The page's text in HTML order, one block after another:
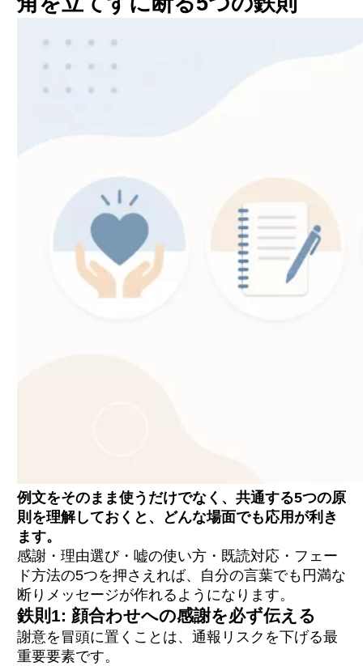
例文をそのまま使うだけでなく、共通する5つの原
則を理解しておくと、どんな場面でも応用が利き
ます。
感謝・理由選び・嘘の使い方・既読対応・フェー
ド方法の5つを押さえれば、自分の言葉でも円満な
断りメッセージが作れるようになります。
鉄則1: 顔合わせへの感謝を必ず伝える
謝意を冒頭に置くことは、通報リスクを下げる最
重要要素です。